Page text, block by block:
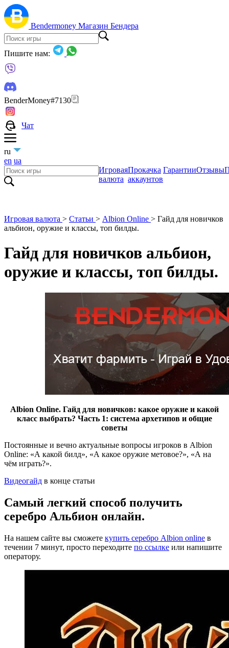
Bendermoney Магазин Бендера
Пишите нам:
BenderMoney#7130
Чат
ru
en ua
Игровая
валюта
Прокачка
аккаунтов
ГарантииОтзывы
Игровая валюта > Статьи > Albion Online > Гайд для новичков
альбион, оружие и классы, топ билды.
Гайд для новичков альбион,
оружие и классы, топ билды.
Albion Online. Гайд для новичков: какое оружие и какой
класс выбрать? Часть 1: система архетипов и общие
советы
Постоянные и вечно актуальные вопросы игроков в Albion
Online: «А какой билд», «А какое оружие метовое?», «А на
чём играть?».
Видеогайд в конце статьи
Самый легкий способ получить
серебро Альбион онлайн.
На нашем сайте вы сможете купить серебро Albion online в
течении 7 минут, просто переходите по ссылке или напишите
оператору.